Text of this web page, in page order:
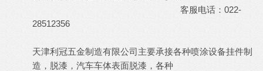
客服电话：022-
28512356
天津利冠五金制造有限公司主要承接各种喷涂设备挂件制
造，脱漆，汽车车体表面脱漆，各种